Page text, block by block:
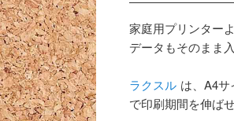
家庭用プリンター
データもそのまま
ラクスル は、A4
で印刷期間を伸ば